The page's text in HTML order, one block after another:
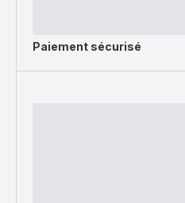
Paiement sécurisé